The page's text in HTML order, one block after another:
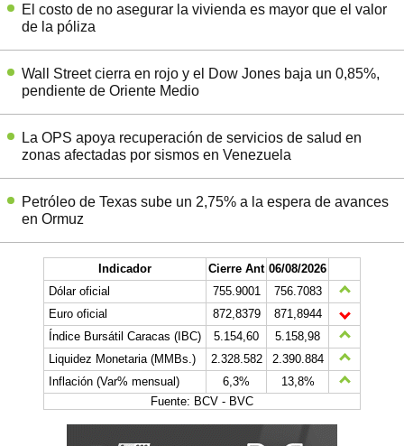
El costo de no asegurar la vivienda es mayor que el valor
de la póliza
Wall Street cierra en rojo y el Dow Jones baja un 0,85%,
pendiente de Oriente Medio
La OPS apoya recuperación de servicios de salud en
zonas afectadas por sismos en Venezuela
Petróleo de Texas sube un 2,75% a la espera de avances
en Ormuz
Indicador Cierre Ant 06/08/2026
Dólar oficial
755.9001
756.7083
Euro oficial
872,8379
871,8944
Índice Bursátil Caracas (IBC)
5.154,60
5.158,98
Liquidez Monetaria (MMBs.)
2.328.582
2.390.884
Inflación (Var% mensual)
6,3%
13,8%
Fuente: BCV - BVC